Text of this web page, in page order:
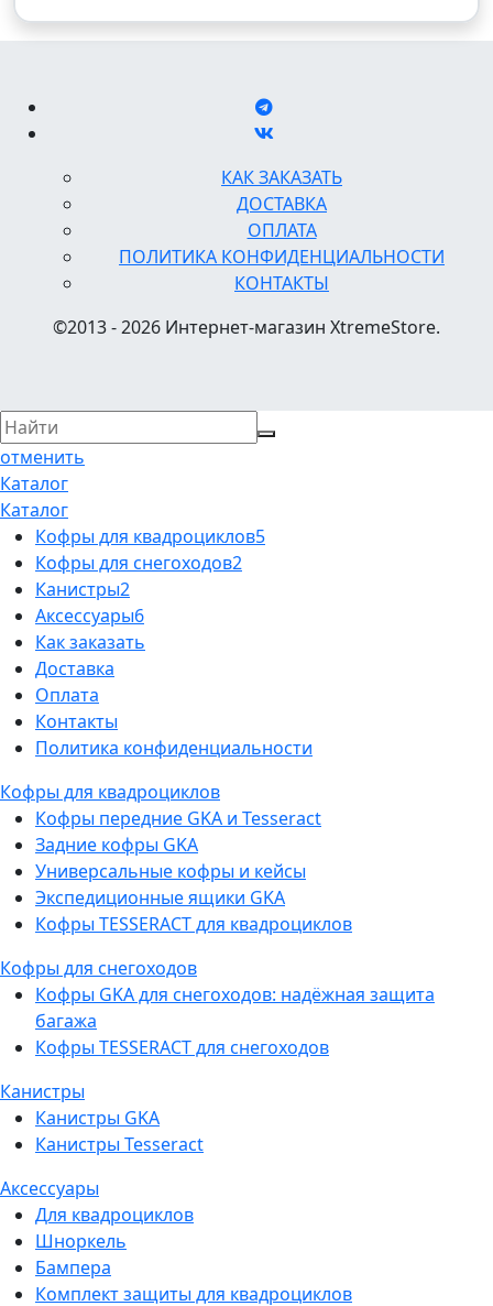
КАК ЗАКАЗАТЬ
ДОСТАВКА
ОПЛАТА
ПОЛИТИКА КОНФИДЕНЦИАЛЬНОСТИ
КОНТАКТЫ
©2013 - 2026 Интернет-магазин XtremeStore.
отменить
Каталог
Каталог
Кофры для квадроциклов5
Кофры для снегоходов2
Канистры2
Аксессуары6
Как заказать
Доставка
Оплата
Контакты
Политика конфиденциальности
Кофры для квадроциклов
Кофры передние GKA и Tesseract
Задние кофры GKA
Универсальные кофры и кейсы
Экспедиционные ящики GKA
Кофры TESSERACT для квадроциклов
Кофры для снегоходов
Кофры GKA для снегоходов: надёжная защита
багажа
Кофры TESSERACT для снегоходов
Канистры
Канистры GKA
Канистры Tesseract
Аксессуары
Для квадроциклов
Шноркель
Бампера
Комплект защиты для квадроциклов